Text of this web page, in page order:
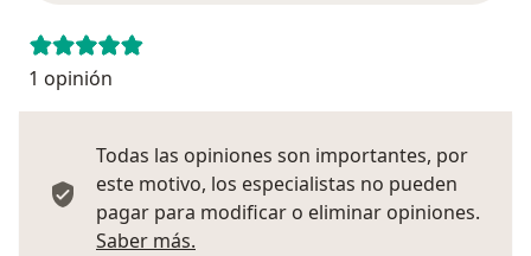
1 opinión
Todas las opiniones son importantes, por
este motivo, los especialistas no pueden
pagar para modificar o eliminar opiniones.
Saber más.